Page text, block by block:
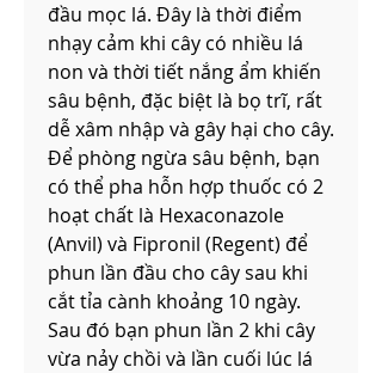
đầu mọc lá. Đây là thời điểm
nhạy cảm khi cây có nhiều lá
non và thời tiết nắng ẩm khiến
sâu bệnh, đặc biệt là bọ trĩ, rất
dễ xâm nhập và gây hại cho cây.
Để phòng ngừa sâu bệnh, bạn
có thể pha hỗn hợp thuốc có 2
hoạt chất là Hexaconazole
(Anvil) và Fipronil (Regent) để
phun lần đầu cho cây sau khi
cắt tỉa cành khoảng 10 ngày.
Sau đó bạn phun lần 2 khi cây
vừa nảy chồi và lần cuối lúc lá